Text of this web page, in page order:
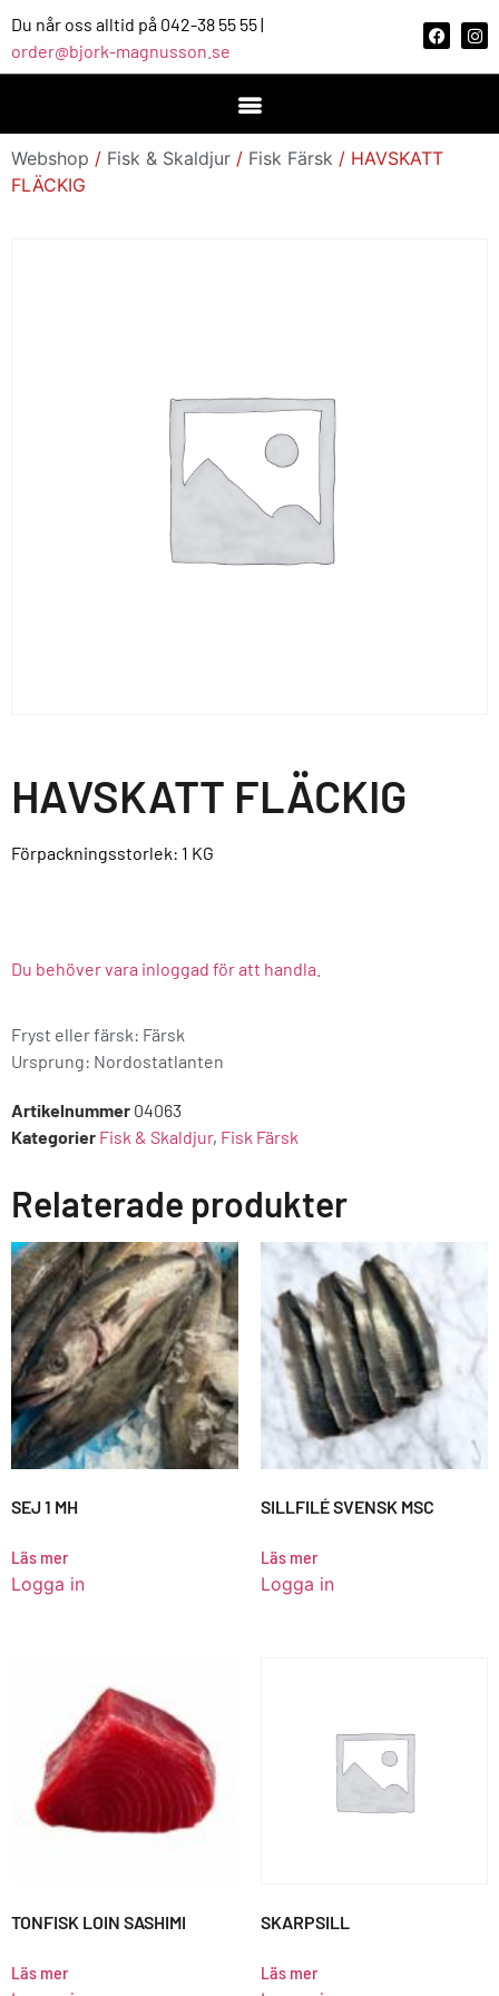
Du når oss alltid på 042-38 55 55 |
order@bjork-magnusson.se
Webshop / Fisk & Skaldjur / Fisk Färsk / HAVSKATT
FLÄCKIG
HAVSKATT FLÄCKIG
Förpackningsstorlek: 1 KG
Du behöver vara inloggad för att handla.
Fryst eller färsk: Färsk
Ursprung: Nordostatlanten
Artikelnummer 04063
Kategorier Fisk & Skaldjur, Fisk Färsk
Relaterade produkter
SEJ 1 MH
Läs mer
Logga in
SILLFILÉ SVENSK MSC
Läs mer
Logga in
TONFISK LOIN SASHIMI
Läs mer
SKARPSILL
Läs mer